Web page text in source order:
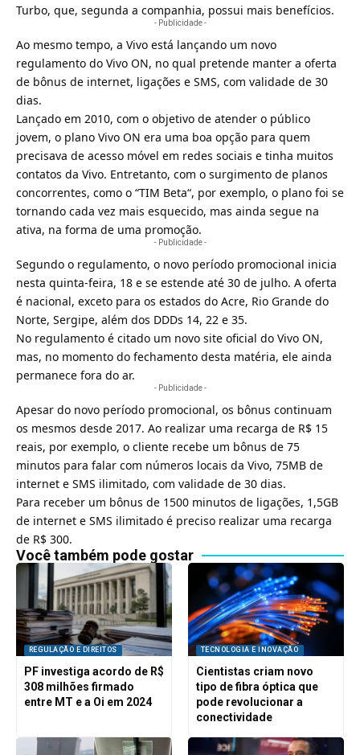
Turbo, que, segunda a companhia, possui mais benefícios.
- Publicidade -
Ao mesmo tempo, a Vivo está lançando um novo
regulamento do Vivo ON, no qual pretende manter a oferta
de bônus de internet, ligações e SMS, com validade de 30
dias.
Lançado em 2010, com o objetivo de atender o público
jovem, o plano Vivo ON era uma boa opção para quem
precisava de acesso móvel em redes sociais e tinha muitos
contatos da Vivo. Entretanto, com o surgimento de planos
concorrentes, como o “TIM Beta“, por exemplo, o plano foi se
tornando cada vez mais esquecido, mas ainda segue na
ativa, na forma de uma promoção.
- Publicidade -
Segundo o regulamento, o novo período promocional inicia
nesta quinta-feira, 18 e se estende até 30 de julho. A oferta
é nacional, exceto para os estados do Acre, Rio Grande do
Norte, Sergipe, além dos DDDs 14, 22 e 35.
No regulamento é citado um novo site oficial do Vivo ON,
mas, no momento do fechamento desta matéria, ele ainda
permanece fora do ar.
- Publicidade -
Apesar do novo período promocional, os bônus continuam
os mesmos desde 2017. Ao realizar uma recarga de R$ 15
reais, por exemplo, o cliente recebe um bônus de 75
minutos para falar com números locais da Vivo, 75MB de
internet e SMS ilimitado, com validade de 30 dias.
Para receber um bônus de 1500 minutos de ligações, 1,5GB
de internet e SMS ilimitado é preciso realizar uma recarga
de R$ 300.
Você também pode gostar
REGULAÇÃO E DIREITOS
PF investiga acordo de R$
308 milhões firmado
entre MT e a Oi em 2024
TECNOLOGIA E INOVAÇÃO
Cientistas criam novo
tipo de fibra óptica que
pode revolucionar a
conectividade